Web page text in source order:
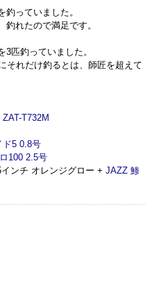
っていました。
れたので満足です。
匹釣っていました。
それだけ釣るとは、師匠を超えて
T732M
ド5 0.8号
100 2.5号
ンチ オレンジグロー + JAZZ 鯵